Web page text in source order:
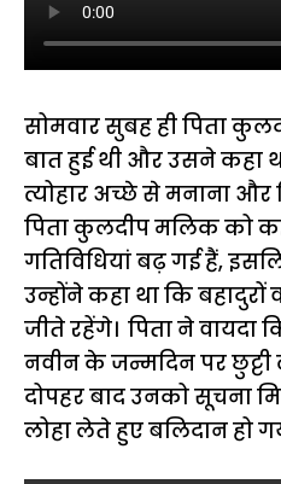
सोमवार सुबह ही पिता
बात हुई थी और उसने कहा
त्योहार अच्छे से मनाना
पिता कुलदीप मलिक को
गतिविधियां बढ़ गई हैं,
उन्होंने कहा था कि बहादुरों
जीते रहेंगे। पिता ने वायदा
नवीन के जन्मदिन पर
दोपहर बाद उनको सूचना
लोहा लेते हुए बलिदान हो